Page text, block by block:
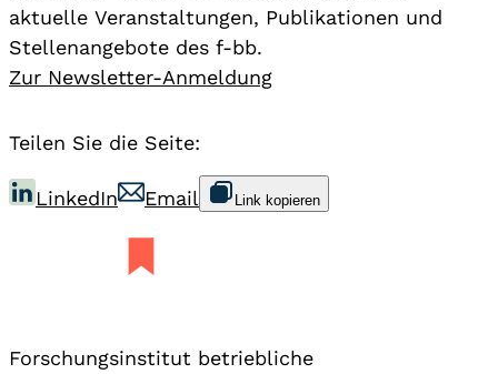
aktuelle Veranstaltungen, Publikationen und
Stellenangebote des f-bb.
Zur Newsletter-Anmeldung
Teilen Sie die Seite:
LinkedIn Email Link kopieren
Forschungsinstitut betriebliche